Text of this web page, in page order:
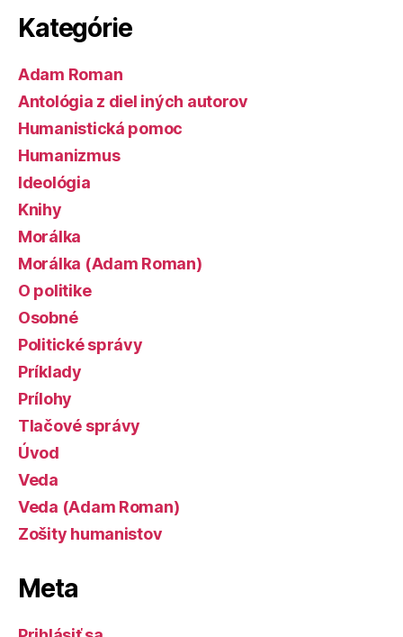
Kategórie
Adam Roman
Antológia z diel iných autorov
Humanistická pomoc
Humanizmus
Ideológia
Knihy
Morálka
Morálka (Adam Roman)
O politike
Osobné
Politické správy
Príklady
Prílohy
Tlačové správy
Úvod
Veda
Veda (Adam Roman)
Zošity humanistov
Meta